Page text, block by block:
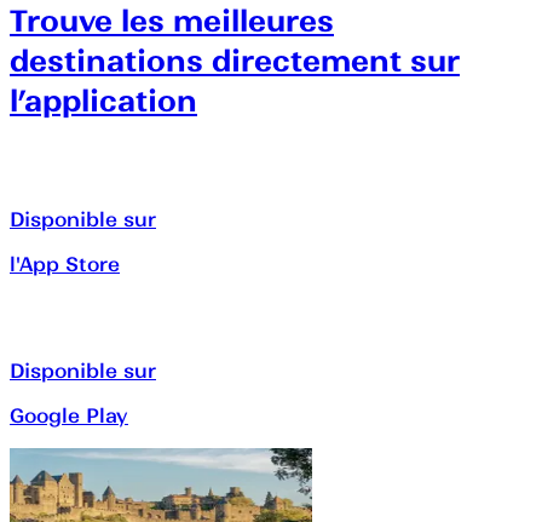
Trouve les meilleures
destinations directement sur
l’application
Disponible sur
l'App Store
Disponible sur
Google Play